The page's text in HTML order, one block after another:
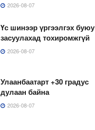
2026-08-07
Үс шинээр үргээлгэх буюу
засуулахад тохиромжгүй
2026-08-07
Улаанбаатарт +30 градус
дулаан байна
2026-08-07